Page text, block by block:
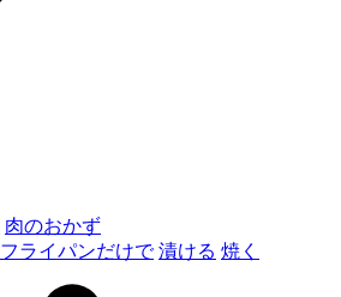
肉のおかず
フライパンだけで 漬ける 焼く